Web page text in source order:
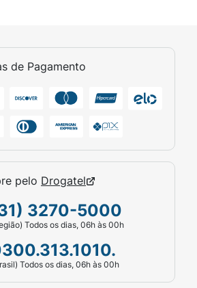
de Pagamento
pelo Drogatel
3270-5000
Todos os dias, 06h às 00h
Todos os dias, 06h às 00h